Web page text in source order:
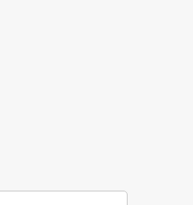
Mini-Bluetooth-Lautsprecher und